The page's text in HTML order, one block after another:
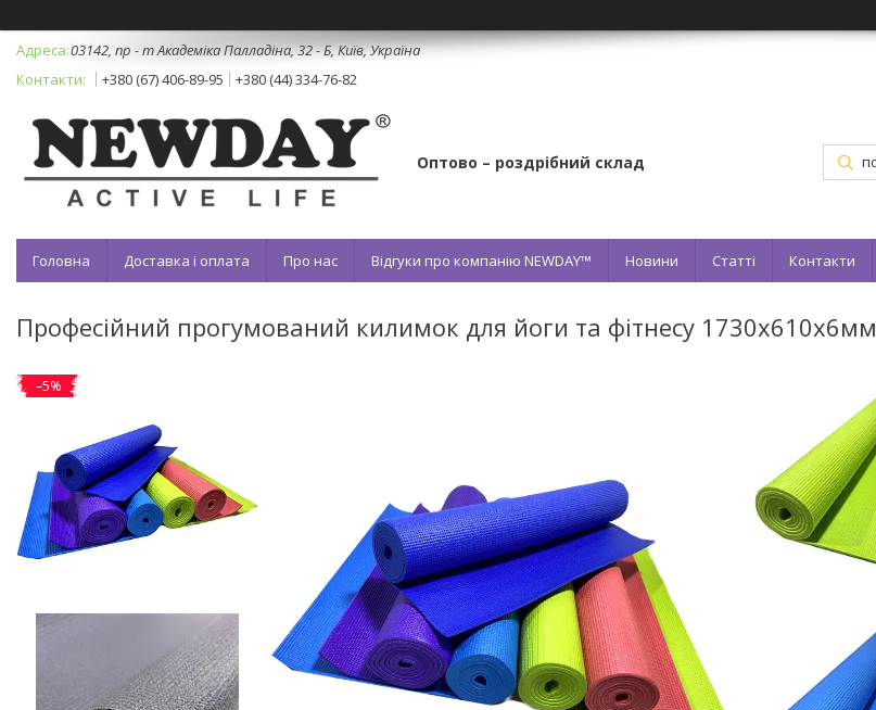
03142, пр - т Академіка Палладіна, 32 - Б, Київ, Україна
+380 (67) 406-89-95
+380 (44) 334-76-82
Оптово – роздрібний склад
Головна Доставка і оплата Про нас Відгуки про компанію NEWDAY™ Новини Статті Контакти
Професійний прогумований килимок для йоги та фітнесу 1730х610х6мм
–5%